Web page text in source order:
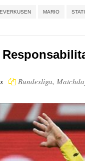
MARIO
Bundesliga,